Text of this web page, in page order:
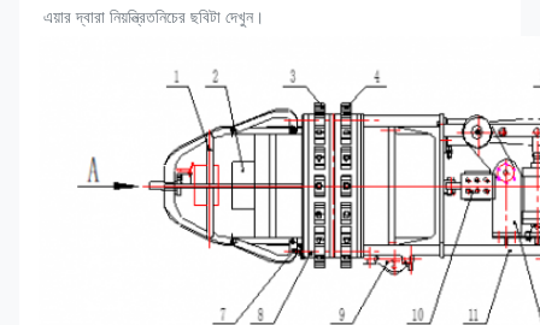
এয়ার দ্বারা নিয়ন্ত্রিতনিচের ছবিটা দেখুন।